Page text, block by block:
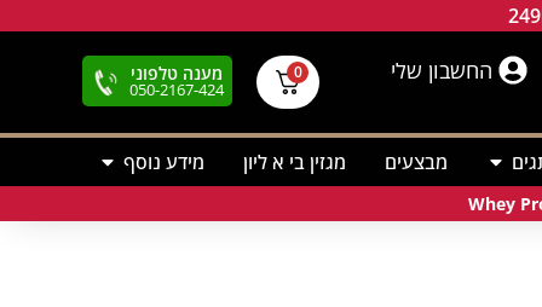
החשבון שלי 0 מענה טלפוני
050-2167-424
מבצעים מגזין בי א ליון מידע נוסף